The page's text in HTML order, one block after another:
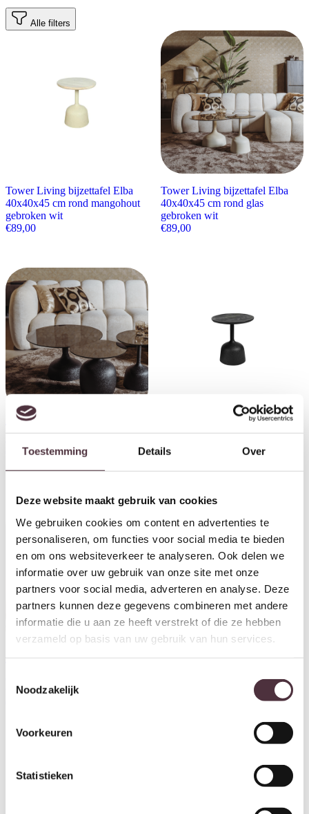
Toestemming Details Over
Deze website maakt gebruik van cookies
We gebruiken cookies om content en advertenties te
personaliseren, om functies voor social media te bieden
en om ons websiteverkeer te analyseren. Ook delen we
informatie over uw gebruik van onze site met onze
partners voor social media, adverteren en analyse. Deze
partners kunnen deze gegevens combineren met andere
informatie die u aan ze heeft verstrekt of die ze hebben
verzameld op basis van uw gebruik van hun services.
Noodzakelijk
Voorkeuren
Statistieken
Alle filters
Tower Living bijzettafel Elba
40x40x45 cm rond mangohout
gebroken wit
€89,00
Tower Living bijzettafel Elba
40x40x45 cm rond glas
gebroken wit
€89,00
89,00
zwart
wit
cm rond mangohout zwart